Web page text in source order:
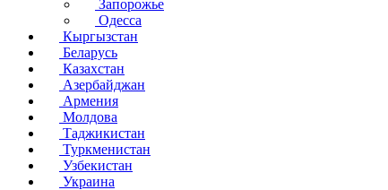
Запорожье
Одесса
Кыргызстан
Беларусь
Казахстан
Азербайджан
Армения
Молдова
Таджикистан
Туркменистан
Узбекистан
Украина